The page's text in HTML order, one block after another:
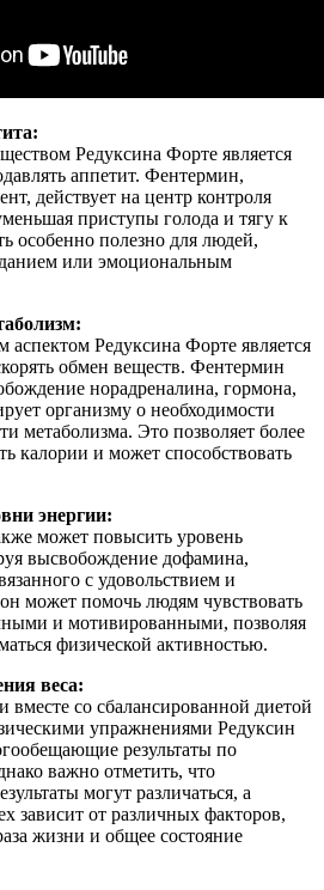
Редуксина Форте является
аппетит. Фентермин,
действует на центр контроля
приступы голода и тягу к
особенно полезно для людей,
или эмоциональным
Редуксина Форте является
обмен веществ. Фентермин
норадреналина, гормона,
организму о необходимости
метаболизма. Это позволяет более
калории и может способствовать
энергии:
может повысить уровень
высвобождение дофамина,
с удовольствием и
может помочь людям чувствовать
и мотивированными, позволяя
физической активностью.
веса:
вместе со сбалансированной диетой
упражнениями Редуксин
результаты по
важно отметить, что
могут различаться, а
зависит от различных факторов,
жизни и общее состояние